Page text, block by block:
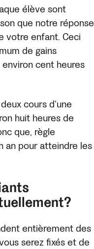
élève sont
que notre réponse
votre enfant. Ceci
de gains
cent heures
cours d’une
huit heures de
que, règle
an pour atteindre les
entièrement des
serez fixés et de